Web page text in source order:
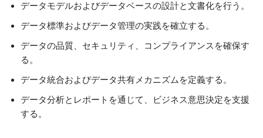
データモデルおよびデータベースの設計と文書化を行う。
データ標準およびデータ管理の実践を確立する。
データの品質、セキュリティ、コンプライアンスを確保す
る。
データ統合およびデータ共有メカニズムを定義する。
データ分析とレポートを通じて、ビジネス意思決定を支援
する。